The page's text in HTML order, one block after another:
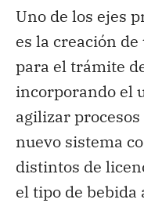
Uno de los ejes
es la creación
para el trámite
incorporando el
agilizar
nuevo sistema
distintos de
el tipo de bebida